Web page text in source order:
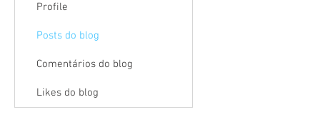
Profile
Posts do blog
Comentários do blog
Likes do blog